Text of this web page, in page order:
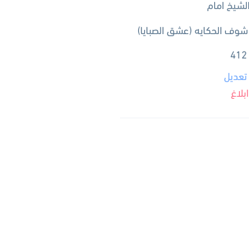
الشيخ امام
شوف الحكايه (عشق الصبايا)
412
تعديل
ابلاغ